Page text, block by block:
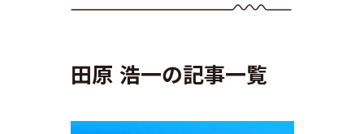
田原 浩一の記事一覧